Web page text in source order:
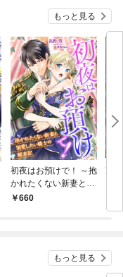
もっと見る
初夜はお預けで！ ～抱
かれたくない新妻と溺
愛したい騎士の顛末記
660
凍
もっと見る